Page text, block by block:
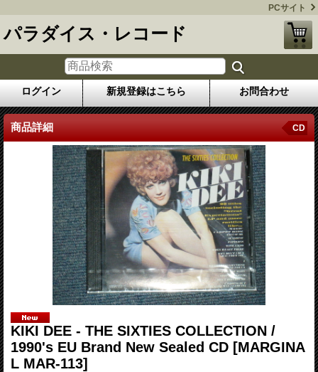
PCサイト
パラダイス・レコード
ログイン 新規登録はこちら お問合わせ
商品詳細 CD
KIKI DEE - THE SIXTIES COLLECTION /
1990's EU Brand New Sealed CD [MARGINA
L MAR-113]